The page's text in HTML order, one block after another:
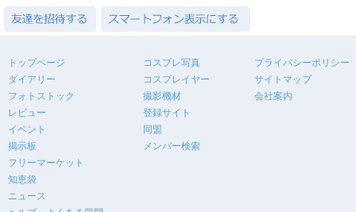
トップページ
ダイアリー
フォトストック
レビュー
イベント
掲示板
フリーマーケット
知恵袋
ニュース
コスプレ写真
コスプレイヤー
撮影機材
登録サイト
同盟
メンバー検索
プライバシーポリシー
サイトマップ
会社案内